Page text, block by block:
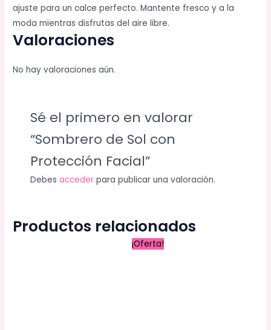
ajuste para un calce perfecto. Mantente fresco y a la
moda mientras disfrutas del aire libre.
Valoraciones
No hay valoraciones aún.
Sé el primero en valorar
“Sombrero de Sol con
Protección Facial”
Debesacceder para publicar una valoración.
Productos relacionados
¡Oferta!
El
precio